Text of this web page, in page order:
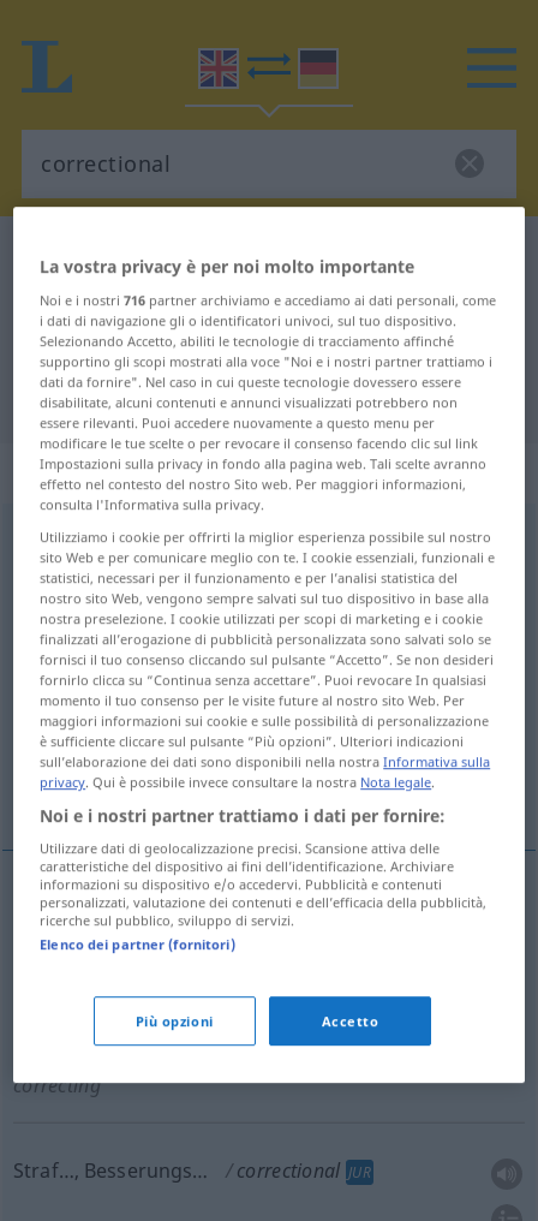
Dizionario Inglese-Tedesco
Traduzione Inglese-Tedesco per
"correctional"
"correctional" traduzione Tedesco
„correctional“: adjective
correctionaladj
Panoramica di tutte le traduzion
(Fai clic sulla/Tocca traduzione per maggiori dettagli)
Korrektions…, Korrektur…, Berichtigungs…
berichtigend, richtigstellend
Straf…, Besserungs…
Korrektions…, Korrektur…, Berichtigungs…
correctional relating to correction
berichtigend, richtigstellend
correctional
correcting
Straf…, Besserungs… correctional JUR
La vostra privacy è per noi molto importante
Noi e i nostri716 partner archiviamo e accediamo ai dati personali, come
i dati di navigazione gli o identificatori univoci, sul tuo dispositivo.
Selezionando Accetto, abiliti le tecnologie di tracciamento affinché
supportino gli scopi mostrati alla voce "Noi e i nostri partner trattiamo i
dati da fornire". Nel caso in cui queste tecnologie dovessero essere
disabilitate, alcuni contenuti e annunci visualizzati potrebbero non
essere rilevanti. Puoi accedere nuovamente a questo menu per
modificare le tue scelte o per revocare il consenso facendo clic sul link
Impostazioni sulla privacy in fondo alla pagina web. Tali scelte avranno
effetto nel contesto del nostro Sito web. Per maggiori informazioni,
consulta l'Informativa sulla privacy.
Utilizziamo i cookie per offrirti la miglior esperienza possibile sul nostro
sito Web e per comunicare meglio con te. I cookie essenziali, funzionali e
statistici, necessari per il funzionamento e per l’analisi statistica del
nostro sito Web, vengono sempre salvati sul tuo dispositivo in base alla
nostra preselezione. I cookie utilizzati per scopi di marketing e i cookie
finalizzati all’erogazione di pubblicità personalizzata sono salvati solo se
fornisci il tuo consenso cliccando sul pulsante “Accetto”. Se non desideri
fornirlo clicca su “Continua senza accettare”. Puoi revocare In qualsiasi
momento il tuo consenso per le visite future al nostro sito Web. Per
maggiori informazioni sui cookie e sulle possibilità di personalizzazione
è sufficiente cliccare sul pulsante “Più opzioni”. Ulteriori indicazioni
sull’elaborazione dei dati sono disponibili nella nostraInformativa sulla
privacy. Qui è possibile invece consultare la nostra Nota legale.
Noi e i nostri partner trattiamo i dati per fornire:
Utilizzare dati di geolocalizzazione precisi. Scansione attiva delle
caratteristiche del dispositivo ai fini dell’identificazione. Archiviare
informazioni su dispositivo e/o accedervi. Pubblicità e contenuti
personalizzati, valutazione dei contenuti e dell’efficacia della pubblicità,
ricerche sul pubblico, sviluppo di servizi.
Elenco dei partner (fornitori)
Più opzioni Accetto